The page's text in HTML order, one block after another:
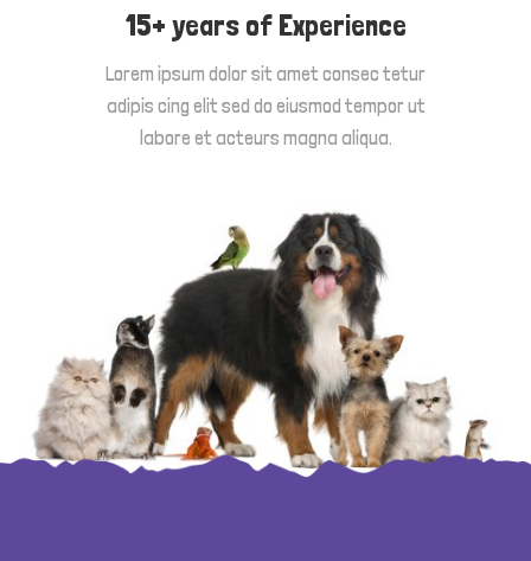
15+ years of Experience
Lorem ipsum dolor sit amet consec tetur
adipis cing elit sed do eiusmod tempor ut
labore et acteurs magna aliqua.